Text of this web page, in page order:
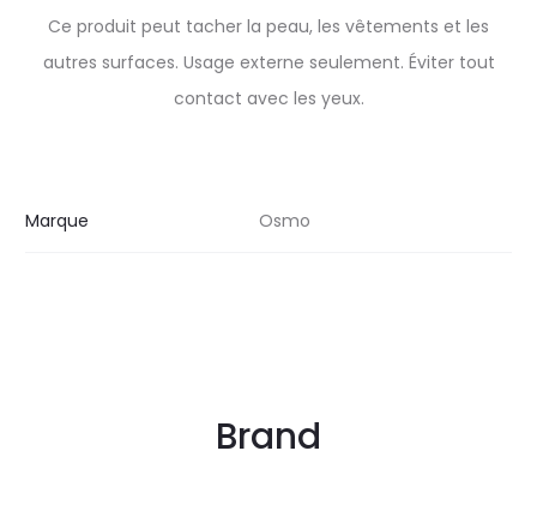
Ce produit peut tacher la peau, les vêtements et les
autres surfaces. Usage externe seulement. Éviter tout
contact avec les yeux.
Marque Osmo
Brand